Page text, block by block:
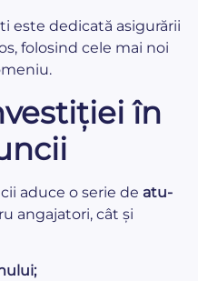
este dedicată asigurării
folosind cele mai noi
în
aduce o serie de atu-
angajatori, cât și